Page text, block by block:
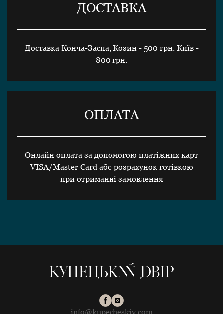
ДОСТАВКА
Доставка Конча-Заспа, Козин - 500 грн. Київ -
800 грн.
ОПЛАТА
Онлайн оплата за допомогою платіжних карт
VISA/Master Card або розрахунок готівкою
при отриманні замовлення
info@kupecheskiy.com